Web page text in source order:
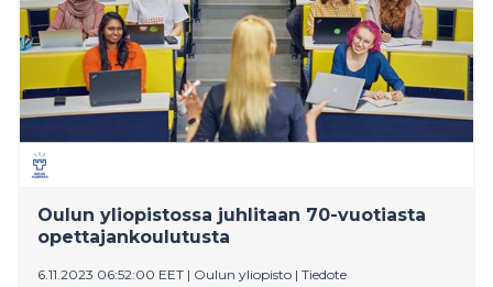
Oulun yliopistossa juhlitaan 70-vuotiasta
opettajankoulutusta
6.11.2023 06:52:00 EET | Oulun yliopisto | Tiedote